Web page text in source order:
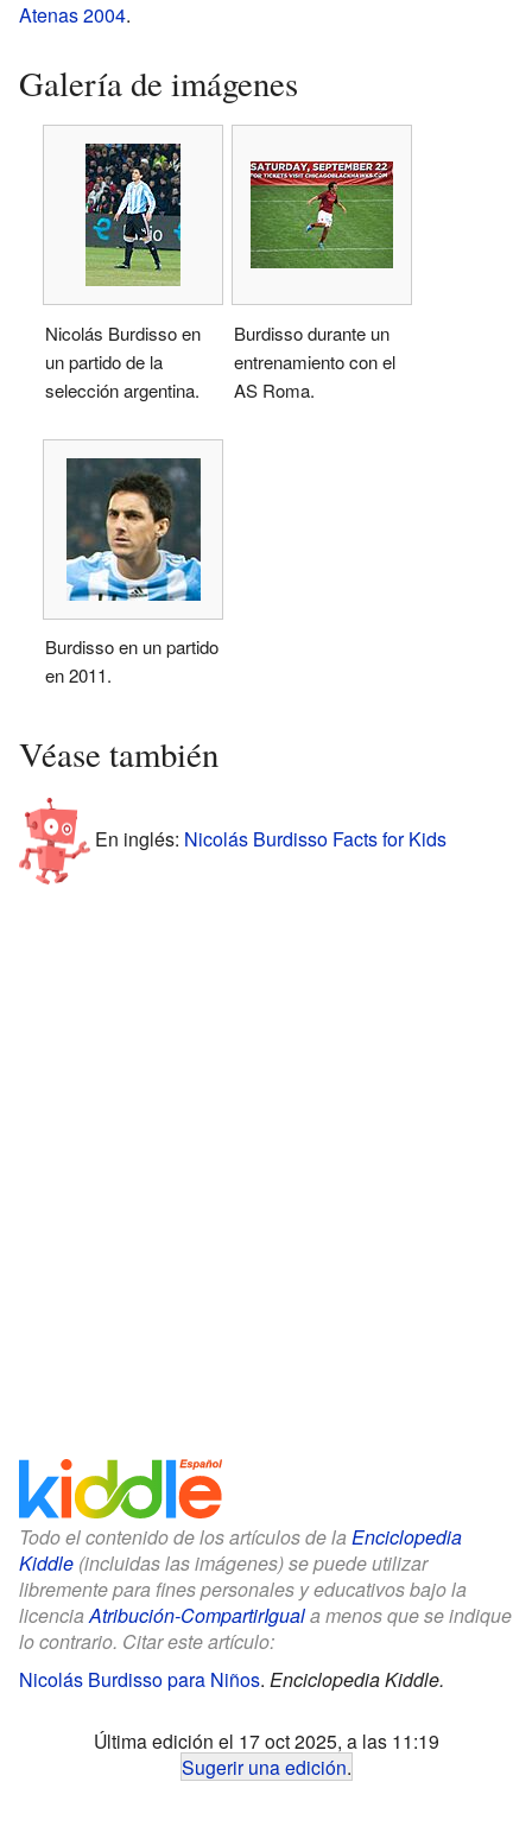
Atenas 2004.
Galería de imágenes
Nicolás Burdisso en
un partido de la
selección argentina.
Burdisso durante un
entrenamiento con el
AS Roma.
Burdisso en un partido
en 2011.
Véase también
En inglés: Nicolás Burdisso Facts for Kids
Todo el contenido de los artículos de la Enciclopedia
Kiddle (incluidas las imágenes) se puede utilizar
libremente para fines personales y educativos bajo la
licenciaAtribución-CompartirIguala menos que se indique
lo contrario. Citar este artículo:
Nicolás Burdisso para Niños. Enciclopedia Kiddle.
Última edición el 17 oct 2025, a las 11:19
Sugerir una edición.